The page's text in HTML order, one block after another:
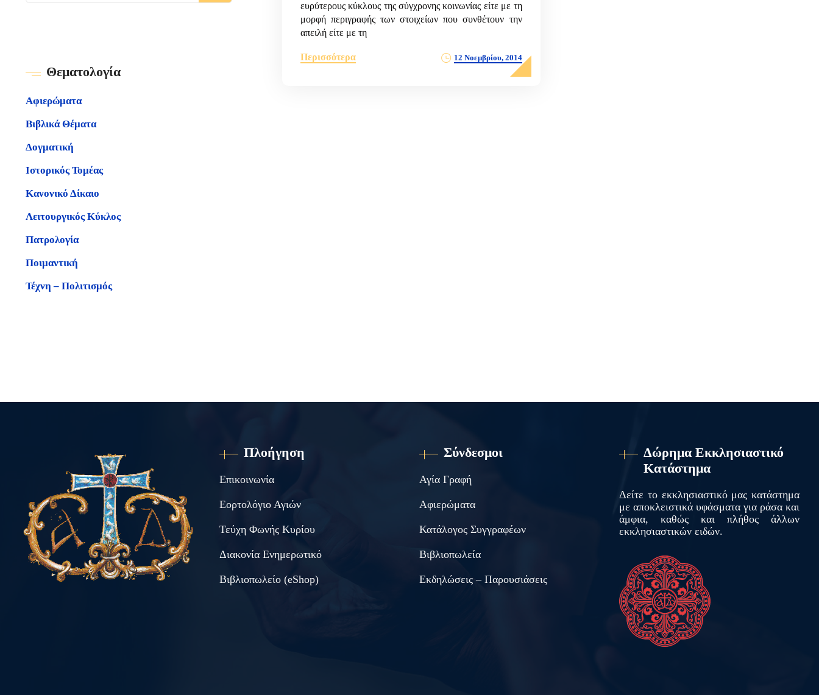
ευρύτερους κύκλους της σύγχρονης κοινωνίας είτε με τη
μορφή περιγραφής των στοιχείων που συνθέτουν την
απειλή είτε με τη
Περισσότερα 12 Νοεμβρίου, 2014
Θεματολογία
Αφιερώματα
Βιβλικά Θέματα
Δογματική
Ιστορικός Τομέας
Κανονικό Δίκαιο
Λειτουργικός Κύκλος
Πατρολογία
Ποιμαντική
Τέχνη – Πολιτισμός
Πλοήγηση
Επικοινωνία
Εορτολόγιο Αγιών
Τεύχη Φωνής Κυρίου
Διακονία Ενημερωτικό
Βιβλιοπωλείο (eShop)
Σύνδεσμοι
Αγία Γραφή
Αφιερώματα
Κατάλογος Συγγραφέων
Βιβλιοπωλεία
Εκδηλώσεις – Παρουσιάσεις
Δώρημα Εκκλησιαστικό
Κατάστημα
Δείτε το εκκλησιαστικό μας κατάστημα
με αποκλειστικά υφάσματα για ράσα και
άμφια, καθώς και πλήθος άλλων
εκκλησιαστικών ειδών.